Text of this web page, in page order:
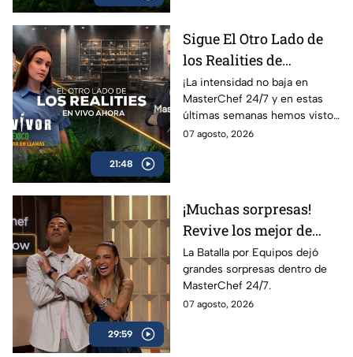
21:48
Sigue El Otro Lado de
los Realities de
MasterChef 24/7 de este
jueves
¡La intensidad no baja en
MasterChef 24/7 y en estas
últimas semanas hemos visto
muchas sorpresas!
07 agosto, 2026
29:59
¡Muchas sorpresas!
Revive los mejor de
MasterChef 24/7 en el
PreShow
La Batalla por Equipos dejó
grandes sorpresas dentro de
MasterChef 24/7.
07 agosto, 2026